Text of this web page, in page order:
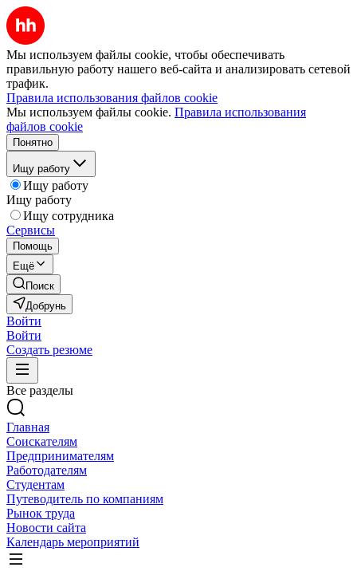
Мы используем файлы cookie, чтобы обеспечивать
правильную работу нашего веб-сайта и анализировать сетевой
трафик.
Правила использования файлов cookie
Мы используем файлы cookie. Правила использования
файлов cookie
Понятно
Ищу работу
Ищу работу
Ищу работу
Ищу сотрудника
Сервисы
Помощь
Ещё
Поиск
Добрунь
Войти
Войти
Создать резюме
Все разделы
Главная
Соискателям
Предпринимателям
Работодателям
Студентам
Путеводитель по компаниям
Рынок труда
Новости сайта
Календарь мероприятий